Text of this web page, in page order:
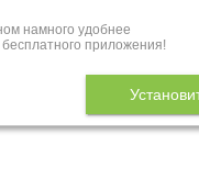
намного удобнее
приложения!